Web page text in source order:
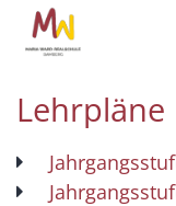
Zum Inhalt springen
Lehrpläne